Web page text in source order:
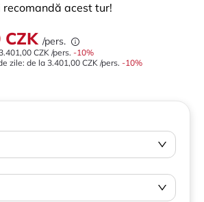
acest tur!
CZK /pers.
CZK/pers. -10%
zile: de la 3.401,00 CZK /pers. -10%